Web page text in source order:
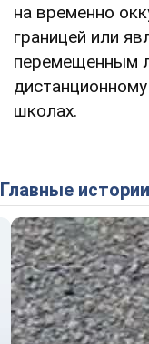
на временно
границей или
перемещенным
школах.
Главные